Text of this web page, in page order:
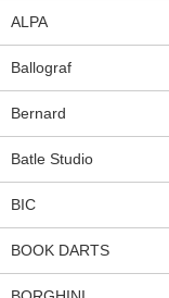
ALPA
Ballograf
Bernard
Batle Studio
BIC
BOOK DARTS